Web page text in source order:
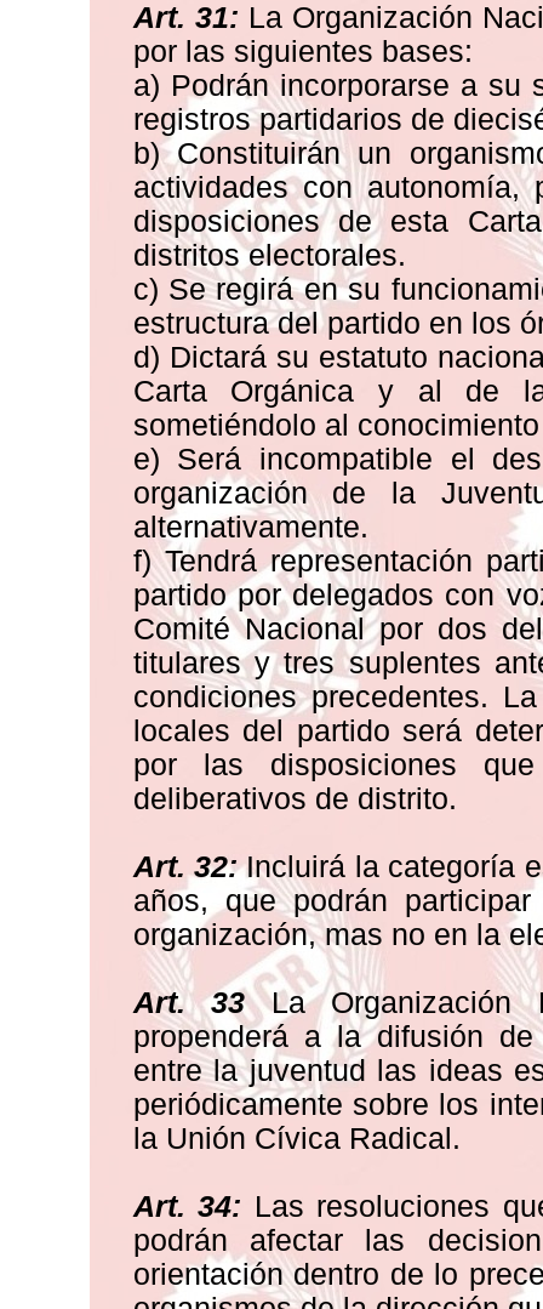
Art. 31: La Organización
por las siguientes bases:
a) Podrán incorporarse a su
registros partidarios de
b) Constituirán un
actividades con
disposiciones de esta
distritos electorales.
c) Se regirá en su
estructura del partido en los
d) Dictará su estatuto
Carta Orgánica y al de
sometiéndolo al
e) Será incompatible el
organización de la
alternativamente.
f) Tendrá representación
partido por delegados con
Comité Nacional por dos
titulares y tres suplentes
condiciones precedentes.
locales del partido será
por las disposiciones
deliberativos de distrito.
Art. 32:Incluirá la categoría
años, que podrán
organización, mas no en la
Art. 33La Organización
propenderá a la difusión
entre la juventud las ideas
periódicamente sobre los
la Unión Cívica Radical.
Art. 34: Las resoluciones
podrán afectar las
orientación dentro de lo